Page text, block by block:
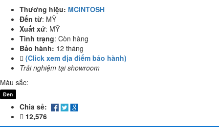
Thương hiệu: MCINTOSH
Đến từ: MỸ
Xuất xứ: MỸ
Tình trạng: Còn hàng
Bảo hành: 12 tháng
(Click xem địa điểm bảo hành)
Trải nghiệm tại showroom
Màu sắc:
Đen
Chia sẻ:
12,576